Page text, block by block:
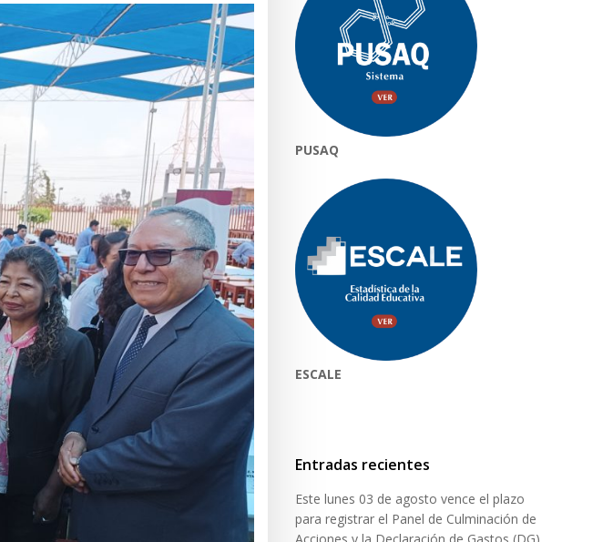
PUSAQ
ESCALE
Entradas recientes
Este lunes 03 de agosto vence el plazo
para registrar el Panel de Culminación de